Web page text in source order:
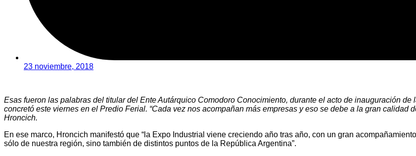
23 noviembre, 2018
Esas fueron las palabras del titular del Ente Autárquico Comodoro Conocimiento, durante el acto de inauguración
concretó este viernes en el Predio Ferial. “Cada vez nos acompañan más empresas y eso se debe a la gran calidad
Hroncich.
En ese marco, Hroncich manifestó que “la Expo Industrial viene creciendo año tras año, con un gran
sólo de nuestra región, sino también de distintos puntos de la República Argentina”.